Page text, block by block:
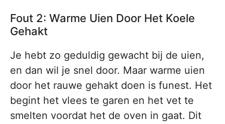
Fout 2: Warme Uien Door Het Koele
Gehakt
Je hebt zo geduldig gewacht bij de uien,
en dan wil je snel door. Maar warme uien
door het rauwe gehakt doen is funest. Het
begint het vlees te garen en het vet te
smelten voordat het de oven in gaat. Dit